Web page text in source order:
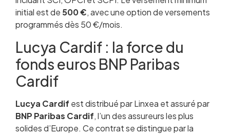
initial est de 500 €, avec une option de versements
programmés dès 50 €/mois.
Lucya Cardif : la force du
fonds euros BNP Paribas
Cardif
Lucya Cardif est distribué par Linxea et assuré par
BNP Paribas Cardif, l’un des assureurs les plus
solides d’Europe. Ce contrat se distingue par la